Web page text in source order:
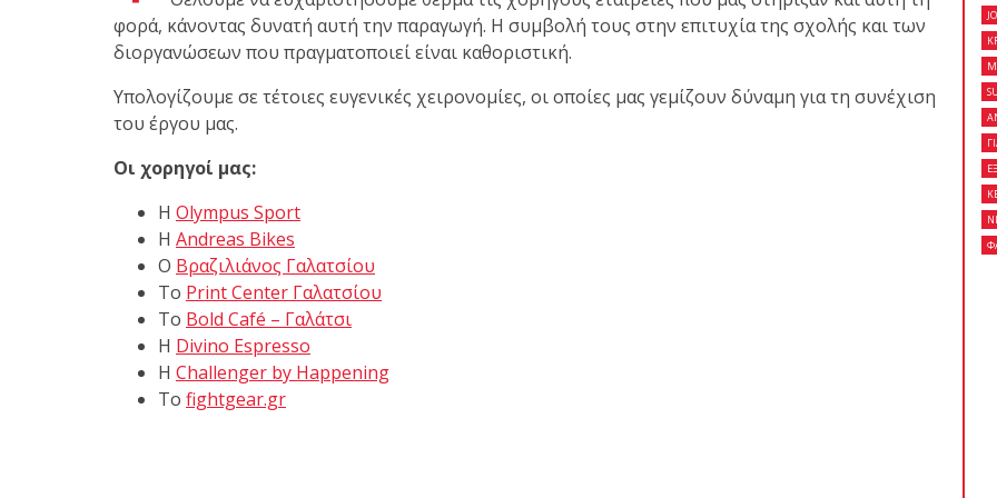
Με μεγάλη επιτυχία πραγματοποιήθηκε το κλειστό σεμινάριο
Brazilian Jiu-Jitsu με τον Grand Master Reyson Gracie στο Fight
Ο Κορυφαίος Βραζιλιάνος προπονητής Reyson Gracie Red Belt
9th Degree, σε σεμινάριο BJJ για λίγους, στο Fight Club Galatsi..!
φορά, κάνοντας δυνατή αυτή την παραγωγή. Η συμβολή τους στην επιτυχία της σχολής και των
διοργανώσεων που πραγματοποιεί είναι καθοριστική.
Υπολογίζουμε σε τέτοιες ευγενικές χειρονομίες, οι οποίες μας γεμίζουν δύναμη για τη συνέχιση
του έργου μας.
Οι χορηγοί μας:
Η Olympus Sport
H Andreas Bikes
Ο Βραζιλιάνος Γαλατσίου
Το Print Center Γαλατσίου
Το Bold Café – Γαλάτσι
Η Divino Espresso
Η Challenger by Happening
Το fightgear.gr